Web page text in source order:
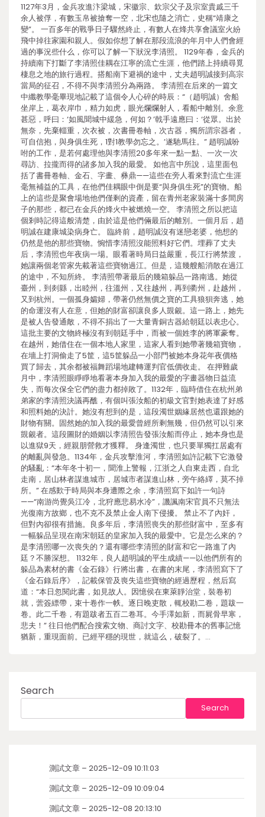
1127年3月，金兵攻進汴梁城，宋徽宗、欽宗父子及宗室貴戚三千
余人被俘，有數玉帛被搶奪一空，北宋也隨之消亡，史稱“靖康之
變”。 一百多年的戰爭日子驟然終止，有數人在烽共享會議室火紛
飛中掉往家園和親人。假如你想了解在那段流浪的年月中人們會經
過的事況些什么，你可以了解一下狀況李清照。 1129年春，金兵的
持續南下打斷了李清照佳耦在江寧的流亡生涯，他們踏上持續尋覓
棲息之地的旅行過程。搭船南下避禍的途中，丈夫趙明誠接到高宗
當局的征召，不得不與李清照分為兩路。 李清照在后來的一篇文
中纖教學毫畢現地記載了這個令人心碎的時辰：“（趙明誠）舍船
坐岸上，葛衣岸巾，精力如虎，眼光爛爛射人，看船中離別。余意
甚惡，呼曰：‘如風聞城中緩急，何如？’戟手遠應曰：‘從眾。出於
無奈，先棄輜重，次衣被，次書冊卷軸，次古器，獨所謂宗器者，
可自信抱，與身俱生死，1對1教學勿忘之。’遂馳馬往。” 趙明誠吩
咐的工作，是若何處理他與李清照20多年來一點一點、一次一次
尋訪、拉攏而得的諸多加入我的最愛。 如他言中所說，這里面包
括了書冊卷軸、金石、字畫、彝鼎——這些在旁人看來對流亡生涯
毫無補益的工具，在他們佳耦眼中倒是要“與身俱生死”的寶物。船
上的這些是聚會場地他們僅剩的資產，留在青州老家裝滿十多間房
子的那些，都已在金兵的烽火中被燃燒一空。 李清照之所以把這
個剎時記得這般清楚，由於這是他們倆最后的離別。一個月后，趙
明誠在建康城染病身亡。 臨終前，趙明誠沒有迷戀老婆，他想的
仍然是他的那些寶物。惋惜李清照沒能照料好它們。埋葬了丈夫
后，李清照也年夜病一場。眼看著時局日益嚴重，長江行將禁渡，
她讓兩個老管家先載著這些寶物過江。但是，這幾艘船消散在過江
的途中，不知所終。 李清照帶著最后的幾箱躲品一路南逃。她從
臺州，到剡縣，出睦州，往溫州，又往越州，再到衢州，赴越州，
又到杭州。一個孤身孀婦，帶著仍然無價之寶的工具狼狽奔逃，她
的命運沒有人在意，但她的財富卻讓良多人覬覦。這一路上，她先
是被人告發通敵，不得不捐出了一大量青銅古器給朝廷以表忠心。
這批主要的文物終極沒有到朝廷手中，而被一個姓李的將軍豪奪。
在越州，她借住在一個本地人家里，這家人看到她帶著幾箱寶物，
在墻上打洞偷走了5筐，這5筐躲品一小部門被她本身花年夜價格
買了歸去，其余都被福舞蹈場地建轉運判官低價收走。 在押難歲
月中，李清照眼睜睜地看著本身加入我的最愛的字畫器物日益流
失，而每次保全它們的盡力都掉敗了。1132年，臨時借住在杭州弟
弟家的李清照決議再醮，有個叫張汝船的初級文官對她表達了好感
和照料她的決計。她沒有想到的是，這段濁世姻緣居然也還跟她的
財物有關。固然她的加入我的最愛曾經所剩無幾，但仍然可以引來
覬覦者。這段圖財的婚姻以李清照告發張汝船而停止，她本身也是
以進獄9天，經親朋營救才獲釋。 身逢濁世，也只要單獨扛居處有
的離亂與發急。1134年，金兵攻擊淮河，李清照如許記載下它激發
的騷亂：“本年冬十初一，聞淮上警報，江浙之人自東走西，自北
走南，居山林者謀進城市，居城市者謀進山林，旁午絡繹，莫不掉
所。” 在感歎于時局與本身遭際之余，李清照寫下如許一句詩
——“南游尚覺吳江冷，北狩應悲易水冷”，譏諷南宋官員不只無法
光復南方故鄉，也不克不及禁止金人南下侵擾。 禁止不了內奸，
但對內卻很有措施。良多年后，李清照喪失的那些財富中，至多有
一幅躲品呈現在南宋朝廷的皇家加入我的最愛中。它是怎么來的？
是李清照哪一次喪失的？還有哪些李清照的財富和它一路進了內
廷？不勝深想。 1132年，良人趙明誠的平生成績——以他們所有的
躲品為素材的書《金石錄》行將出書，在書的末尾，李清照寫下了
《金石錄后序》，記載保管及喪失這些寶物的經過歷程，然后寫
道：“本日忽閱此書，如見故人。因憶侯在東萊靜治堂，裝卷初
就，蕓簽縹帶，束十卷作一帙。逐日晚吏散，輒校勘二卷，題跋一
卷。此二千卷，有題跋者五百二卷耳。今手澤如新，而屍骨早寒，
悲夫！” 往日他們配合搜索文物、商討文字、校勘冊本的舊事記憶
猶新，重現面前。已經平穩的現世，就這么，破裂了。…
Search
Search
測試文章 – 2025-12-09 10:11:03
測試文章 – 2025-12-09 10:09:04
測試文章 – 2025-12-08 20:13:10